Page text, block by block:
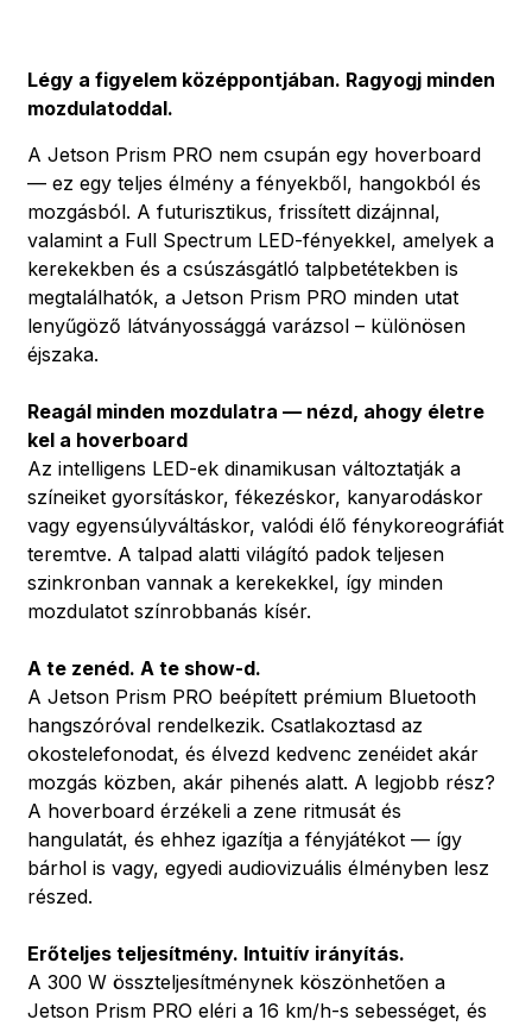
Légy a figyelem középpontjában. Ragyogj minden
mozdulatoddal.
A Jetson Prism PRO nem csupán egy hoverboard
— ez egy teljes élmény a fényekből, hangokból és
mozgásból. A futurisztikus, frissített dizájnnal,
valamint a Full Spectrum LED-fényekkel, amelyek a
kerekekben és a csúszásgátló talpbetétekben is
megtalálhatók, a Jetson Prism PRO minden utat
lenyűgöző látványossággá varázsol – különösen
éjszaka.
Reagál minden mozdulatra — nézd, ahogy életre
kel a hoverboard
Az intelligens LED-ek dinamikusan változtatják a
színeiket gyorsításkor, fékezéskor, kanyarodáskor
vagy egyensúlyváltáskor, valódi élő fénykoreográfiát
teremtve. A talpad alatti világító padok teljesen
szinkronban vannak a kerekekkel, így minden
mozdulatot színrobbanás kísér.
A te zenéd. A te show-d.
A Jetson Prism PRO beépített prémium Bluetooth
hangszóróval rendelkezik. Csatlakoztasd az
okostelefonodat, és élvezd kedvenc zenéidet akár
mozgás közben, akár pihenés alatt. A legjobb rész?
A hoverboard érzékeli a zene ritmusát és
hangulatát, és ehhez igazítja a fényjátékot — így
bárhol is vagy, egyedi audiovizuális élményben lesz
részed.
Erőteljes teljesítmény. Intuitív irányítás.
A 300 W összteljesítménynek köszönhetően a
Jetson Prism PRO eléri a 16 km/h-s sebességet, és